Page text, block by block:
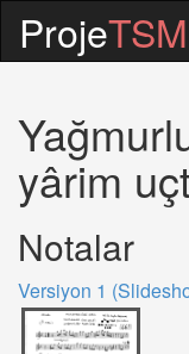
ProjeTSM
yârim
Notalar
Versiyon 1